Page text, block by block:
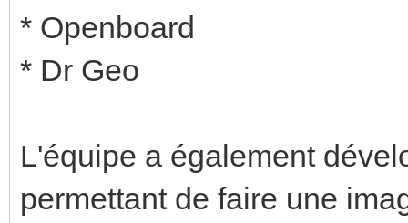
* Openboard
* Dr Geo
L'équipe a également
permettant de faire une